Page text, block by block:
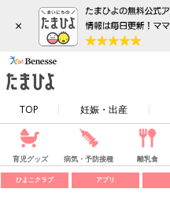
×
TOP 妊娠・出産
育児グッズ 病気・予防接種 離乳食
ひよこクラブ アプリ